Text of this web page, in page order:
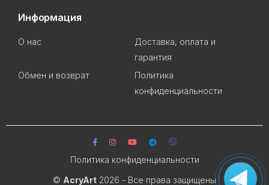
Информация
О нас
Доставка, оплата и
гарантия
Обмен и возврат
Политика
конфиденциальности
© AcryArt 2026 - Все права защищены
Политика конфиденциальности